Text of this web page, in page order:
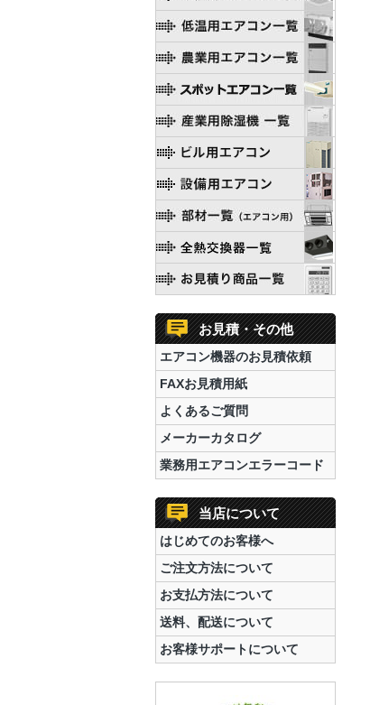
お見積・その他
エアコン機器のお見積依頼
FAXお見積用紙
よくあるご質問
メーカーカタログ
業務用エアコンエラーコード
当店について
はじめてのお客様へ
ご注文方法について
お支払方法について
送料、配送について
お客様サポートについて